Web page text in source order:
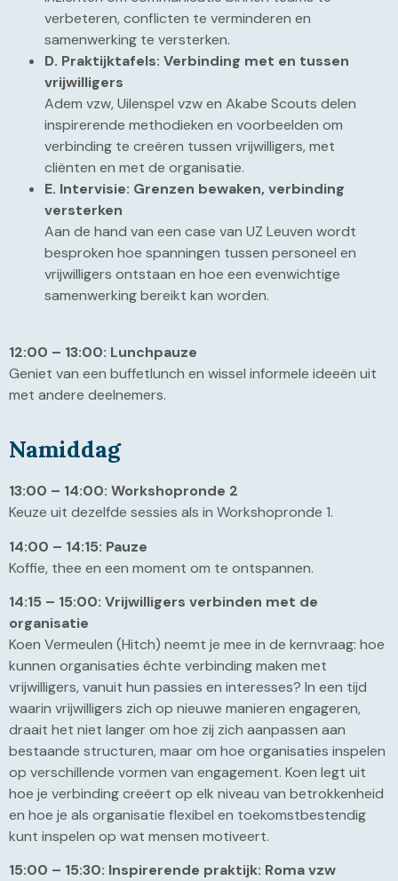
verbeteren, conflicten te verminderen en
samenwerking te versterken.
D. Praktijktafels: Verbinding met en tussen
vrijwilligers
Adem vzw, Uilenspel vzw en Akabe Scouts delen
inspirerende methodieken en voorbeelden om
verbinding te creëren tussen vrijwilligers, met
cliënten en met de organisatie.
E. Intervisie: Grenzen bewaken, verbinding
versterken
Aan de hand van een case van UZ Leuven wordt
besproken hoe spanningen tussen personeel en
vrijwilligers ontstaan en hoe een evenwichtige
samenwerking bereikt kan worden.
12:00 – 13:00: Lunchpauze
Geniet van een buffetlunch en wissel informele ideeën uit
met andere deelnemers.
Namiddag
13:00 – 14:00: Workshopronde 2
Keuze uit dezelfde sessies als in Workshopronde 1.
14:00 – 14:15: Pauze
Koffie, thee en een moment om te ontspannen.
14:15 – 15:00: Vrijwilligers verbinden met de
organisatie
Koen Vermeulen (Hitch) neemt je mee in de kernvraag: hoe
kunnen organisaties échte verbinding maken met
vrijwilligers, vanuit hun passies en interesses? In een tijd
waarin vrijwilligers zich op nieuwe manieren engageren,
draait het niet langer om hoe zij zich aanpassen aan
bestaande structuren, maar om hoe organisaties inspelen
op verschillende vormen van engagement. Koen legt uit
hoe je verbinding creëert op elk niveau van betrokkenheid
en hoe je als organisatie flexibel en toekomstbestendig
kunt inspelen op wat mensen motiveert.
15:00 – 15:30: Inspirerende praktijk: Roma vzw